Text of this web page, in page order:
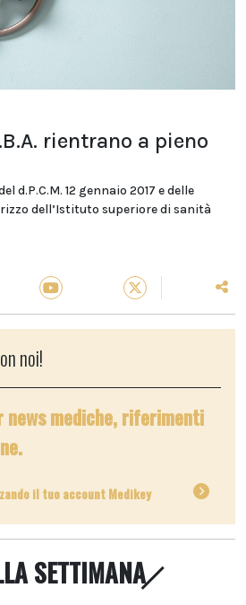
rientrano a pieno
d.P.C.M. 12 gennaio 2017 e delle
dell’Istituto superiore di sanità
noi!
news mediche, riferimenti
il tuo account Medikey
SETTIMANA